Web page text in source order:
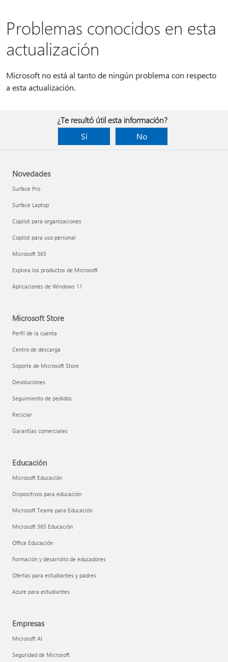
Problemas conocidos en esta
actualización
Microsoft no está al tanto de ningún problema con respecto
a esta actualización.
¿Te resultó útil esta información?
Sí
No
Novedades
Surface Pro
Surface Laptop
Copilot para organizaciones
Copilot para uso personal
Microsoft 365
Explora los productos de Microsoft
Aplicaciones de Windows 11
Microsoft Store
Perfil de la cuenta
Centro de descarga
Soporte de Microsoft Store
Devoluciones
Seguimiento de pedidos
Reciclar
Garantías comerciales
Educación
Microsoft Educación
Dispositivos para educación
Microsoft Teams para Educación
Microsoft 365 Educación
Office Educación
Formación y desarrollo de educadores
Ofertas para estudiantes y padres
Azure para estudiantes
Empresas
Microsoft AI
Seguridad de Microsoft